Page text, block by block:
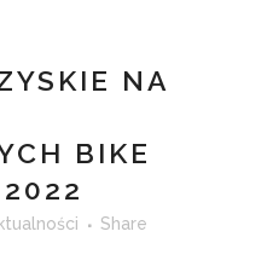
NA
BIKE
Share